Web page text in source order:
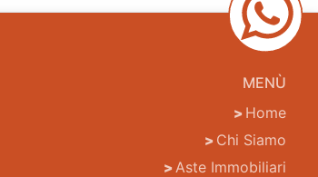
MENÙ
Home
Chi Siamo
Aste Immobiliari